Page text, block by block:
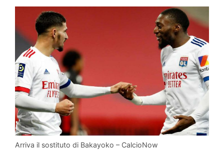
Arriva il sostituto di Bakayoko – CalcioNow